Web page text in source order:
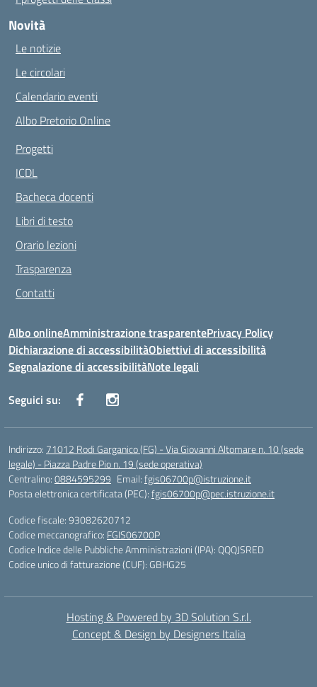
Novità
Le notizie
Le circolari
Calendario eventi
Albo Pretorio Online
Progetti
ICDL
Bacheca docenti
Libri di testo
Orario lezioni
Trasparenza
Contatti
Albo onlineAmministrazione trasparentePrivacy Policy
Dichiarazione di accessibilitàObiettivi di accessibilità
Segnalazione di accessibilitàNote legali
Seguici su:
Indirizzo: 71012 Rodi Garganico (FG) - Via Giovanni Altomare n. 10 (sede
legale) - Piazza Padre Pio n. 19 (sede operativa)
Centralino:0884595299 Email:fgis06700p@istruzione.it
Posta elettronica certificata (PEC):fgis06700p@pec.istruzione.it
Codice fiscale: 93082620712
Codice meccanografico: FGIS06700P
Codice Indice delle Pubbliche Amministrazioni (IPA): QQQJSRED
Codice unico di fatturazione (CUF): GBHG25
Hosting & Powered by 3D Solution S.r.l.
Concept & Design by Designers Italia